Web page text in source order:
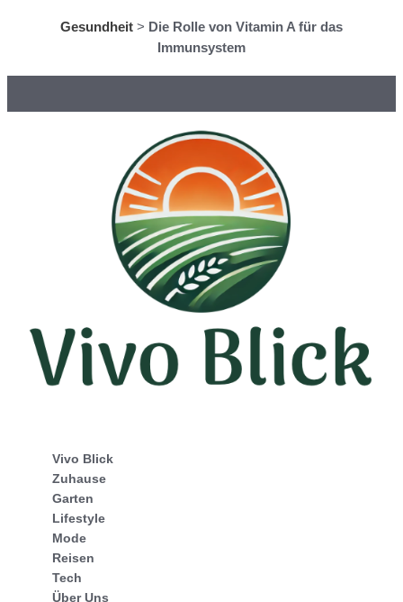
Gesundheit > Die Rolle von Vitamin A für das
Immunsystem
Vivo Blick
Zuhause
Garten
Lifestyle
Mode
Reisen
Tech
Über Uns